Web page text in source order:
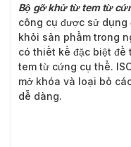
Bộ gỡ khử từ tem từ
công cụ được sử
khỏi sản phẩm trong
có thiết kế đặc biệt
tem từ cứng cụ thể.
mở khóa và loại bỏ
dễ dàng.